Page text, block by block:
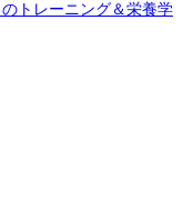
トレーニング＆栄養学